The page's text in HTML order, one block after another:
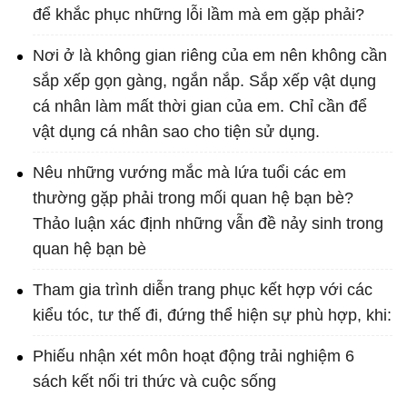
để khắc phục những lỗi lầm mà em gặp phải?
Nơi ở là không gian riêng của em nên không cần
sắp xếp gọn gàng, ngắn nắp. Sắp xếp vật dụng
cá nhân làm mất thời gian của em. Chỉ cần để
vật dụng cá nhân sao cho tiện sử dụng.
Nêu những vướng mắc mà lứa tuổi các em
thường gặp phải trong mối quan hệ bạn bè?
Thảo luận xác định những vẫn đề nảy sinh trong
quan hệ bạn bè
Tham gia trình diễn trang phục kết hợp với các
kiểu tóc, tư thế đi, đứng thể hiện sự phù hợp, khi:
Phiếu nhận xét môn hoạt động trải nghiệm 6
sách kết nối tri thức và cuộc sống